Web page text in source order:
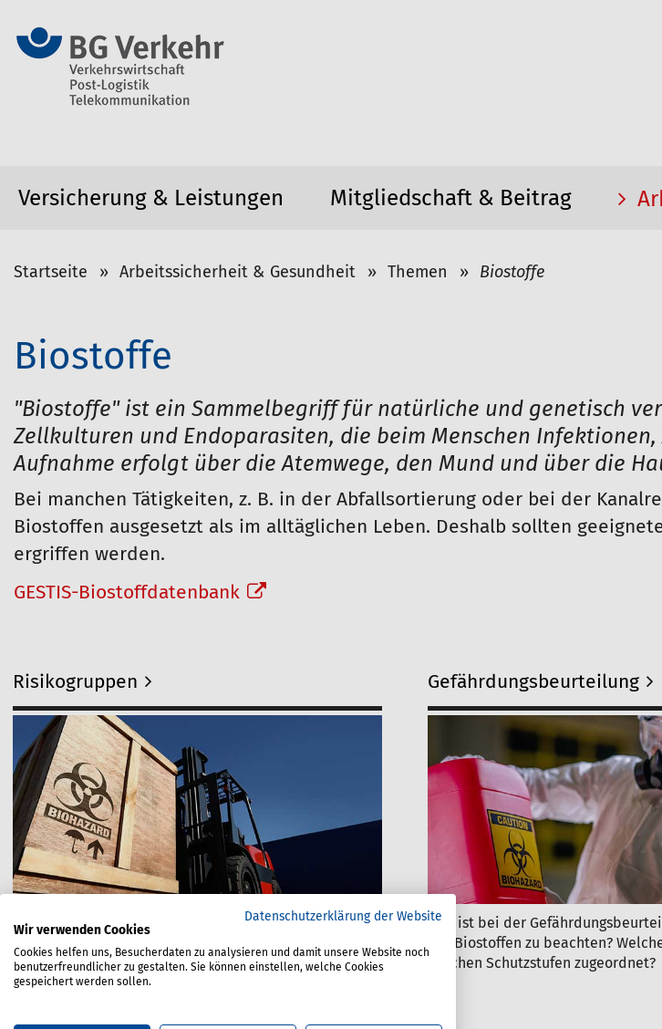
Versicherung & Leistungen Mitgliedschaft & Beitrag
S
s
d
h
r
:
Startseite Arbeitssicherheit & Gesundheit Themen Biostoffe
Biostoffe
"Biostoffe" ist ein Sammelbegriff für natürliche und genetisch
Zellkulturen und Endoparasiten, die beim Menschen
Aufnahme erfolgt über die Atemwege, den Mund und über die
Bei manchen Tätigkeiten, z. B. in der Abfallsortierung oder bei der
Biostoffen ausgesetzt als im alltäglichen Leben. Deshalb sollten
ergriffen werden.
GESTIS-Biostoffdatenbank
Risikogruppen
Tätigkeiten mit Biostoffen können mit einem
Infektionsrisiko verbunden sein (sog.
Schutzstufentätigkeiten). Man ordnet Biostoffe daher
verschiedenen Risikogruppen zu.
Gefährdungsbeurteilung
Was ist bei der
mit Biostoffen zu beachten?
welchen Schutzstufen zugeordnet?
Datenschutzerklärung der Website
Wir verwenden Cookies
Cookies helfen uns, Besucherdaten zu analysieren und damit unsere Website noch
benutzerfreundlicher zu gestalten. Sie können einstellen, welche Cookies
gespeichert werden sollen.